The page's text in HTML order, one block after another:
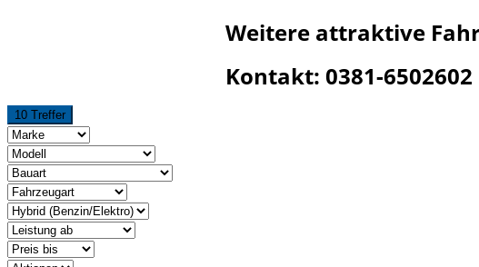
Weitere attraktive
Kontakt: 0381-6502602
10 Treffer